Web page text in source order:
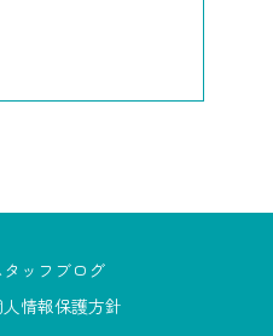
タッフブログ
人情報保護方針